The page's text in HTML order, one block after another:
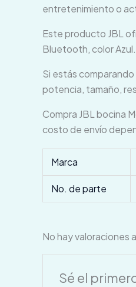
entretenimiento o
Este producto JBL
Bluetooth, color
Si estás
potencia, tamaño,
Compra JBL bocina
costo de envío
Marca
No. de parte
No hay valoraciones
Sé el